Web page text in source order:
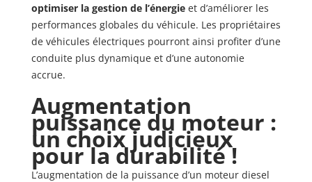
optimiser la gestion de l’énergie et d’améliorer les
performances globales du véhicule. Les propriétaires
de véhicules électriques pourront ainsi profiter d’une
conduite plus dynamique et d’une autonomie
accrue.
Augmentation
puissance du moteur :
un choix judicieux
pour la durabilité !
L’augmentation de la puissance d’un moteur diesel